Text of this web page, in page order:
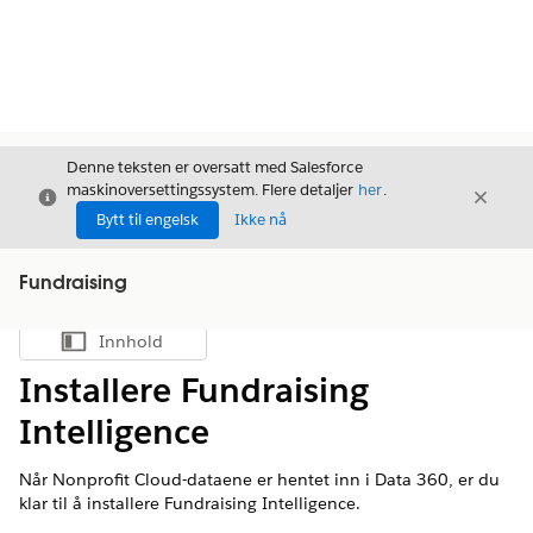
Avslutt
Denne teksten er oversatt med Salesforce
maskinoversettingssystem. Flere detaljer her.
Bytt til engelsk
Ikke nå
Avslutt
Fundraising
Vis innholdsfortegnelse
Innhold
Installere Fundraising
Intelligence
Når Nonprofit Cloud-dataene er hentet inn i Data 360, er du
klar til å installere Fundraising Intelligence.